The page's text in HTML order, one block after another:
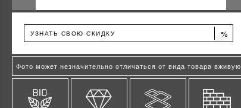
УЗНАТЬ СВОЮ СКИДКУ %
Фото может незначительно отличаться от вида товара вживую